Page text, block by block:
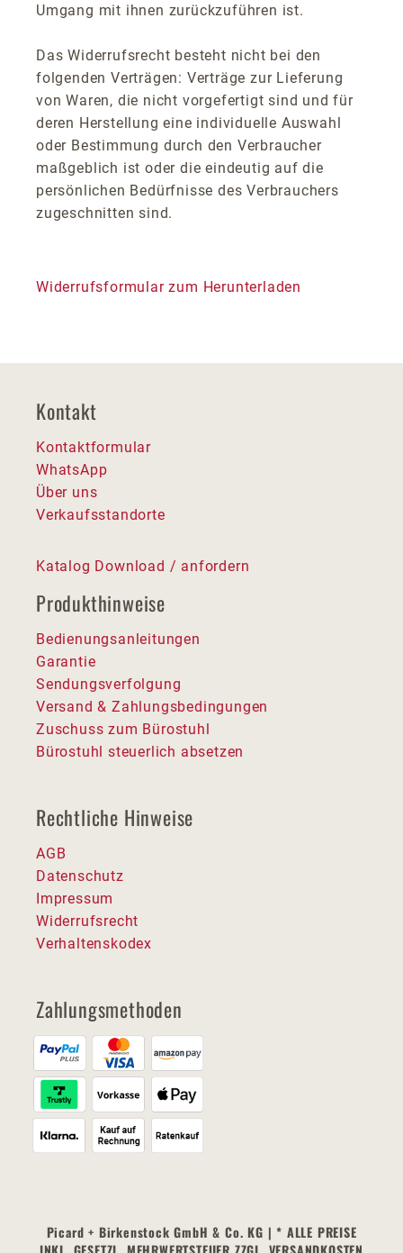
Umgang mit ihnen zurückzuführen ist.
Das Widerrufsrecht besteht nicht bei den
folgenden Verträgen: Verträge zur Lieferung
von Waren, die nicht vorgefertigt sind und für
deren Herstellung eine individuelle Auswahl
oder Bestimmung durch den Verbraucher
maßgeblich ist oder die eindeutig auf die
persönlichen Bedürfnisse des Verbrauchers
zugeschnitten sind.
Widerrufsformular zum Herunterladen
Kontakt
Kontaktformular
WhatsApp
Über uns
Verkaufsstandorte
Katalog Download / anfordern
Produkthinweise
Bedienungsanleitungen
Garantie
Sendungsverfolgung
Versand & Zahlungsbedingungen
Zuschuss zum Bürostuhl
Bürostuhl steuerlich absetzen
Rechtliche Hinweise
AGB
Datenschutz
Impressum
Widerrufsrecht
Verhaltenskodex
Zahlungsmethoden
Picard + Birkenstock GmbH & Co. KG | * ALLE PREISE